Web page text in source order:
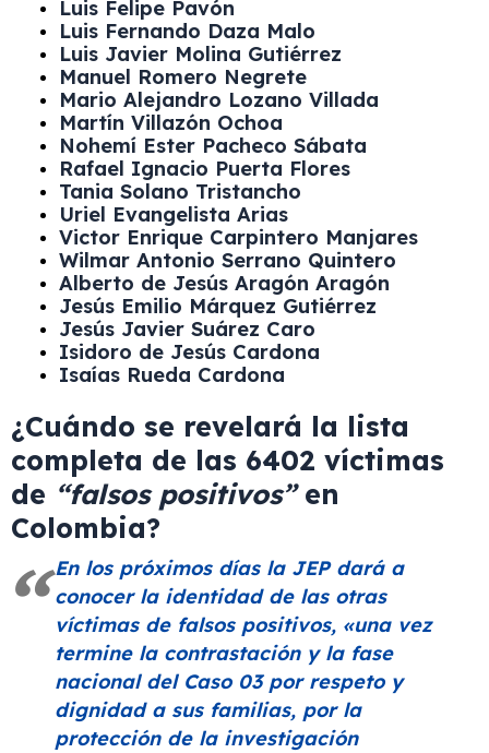
Luis Felipe Pavón
Luis Fernando Daza Malo
Luis Javier Molina Gutiérrez
Manuel Romero Negrete
Mario Alejandro Lozano Villada
Martín Villazón Ochoa
Nohemí Ester Pacheco Sábata
Rafael Ignacio Puerta Flores
Tania Solano Tristancho
Uriel Evangelista Arias
Victor Enrique Carpintero Manjares
Wilmar Antonio Serrano Quintero
Alberto de Jesús Aragón Aragón
Jesús Emilio Márquez Gutiérrez
Jesús Javier Suárez Caro
Isidoro de Jesús Cardona
Isaías Rueda Cardona
¿Cuándo se revelará la lista
completa de las 6402 víctimas
de “falsos positivos”en
Colombia?
En los próximos días la JEP dará a
conocer la identidad de las otras
víctimas de falsos positivos, «una vez
termine la contrastación y la fase
nacional del Caso 03 por respeto y
dignidad a sus familias, por la
protección de la investigación